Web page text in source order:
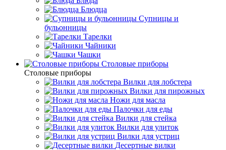
Блюдца
Супницы и
бульонницы
Тарелки
Чайники
Чашки
Cтоловые приборы
Cтоловые приборы
Вилки для лобстера
Вилки для пирожных
Ножи для масла
Палочки для еды
Вилки для стейка
Вилки для улиток
Вилки для устриц
Десертные вилки